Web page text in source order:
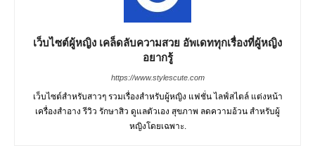
เว็บไซต์ผู้หญิง เคล็ดลับความสวย อัพเดททุกเรื่องที่ผู้หญิง
อยากรู้
https://www.stylescute.com
เว็บไซต์สำหรับสาวๆ รวมเรื่องสำหรับผู้หญิง แฟชั่น ไลฟ์สไตล์ แต่งหน้า
เครื่องสำอาง รีวิว รักษาสิว ดูแลตัวเอง สุขภาพ ลดความอ้วน สำหรับผู้
หญิงโดยเฉพาะ.